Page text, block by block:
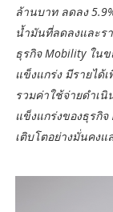
ล้านบาท ลดลง
น้ำมันที่ลดลงและร
ธุรกิจ Mobility ใน
แข็งแกร่ง มีรายได้
รวมค่าใช้จ่ายดำเนิ
แข็งแกร่งของธุรกิ
เติบโตอย่างมั่นคงแ